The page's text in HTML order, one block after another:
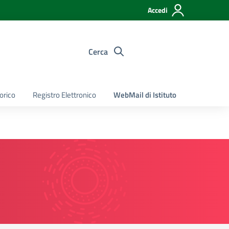
Accedi
Cerca
Registro Elettronico WebMail di Istituto